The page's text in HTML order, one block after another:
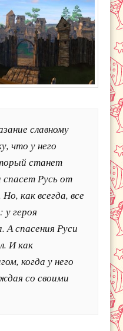
славному
что у него
станет
спасет Русь от
как всегда, все
героя
А спасения Руси
И как
когда у него
со своими